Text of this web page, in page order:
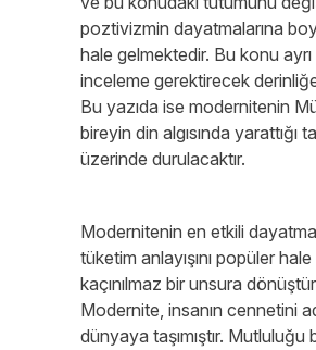
poztivizmin dayatmalarına
hale gelmektedir. Bu konu ayrı
inceleme gerektirecek
Bu yazıda ise modernitenin
bireyin din algısında yarattığı
üzerinde durulacaktır.
Modernitenin en etkili
tüketim anlayışını popüler
kaçınılmaz bir unsura
Modernite, insanın cennetini
dünyaya taşımıştır. Mutluluğu